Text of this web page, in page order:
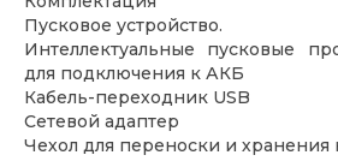
Пусковое устройство.
Интеллектуальные пусковые
для подключения к АКБ
Кабель-переходник USB
Сетевой адаптер
Чехол для переноски и хранения